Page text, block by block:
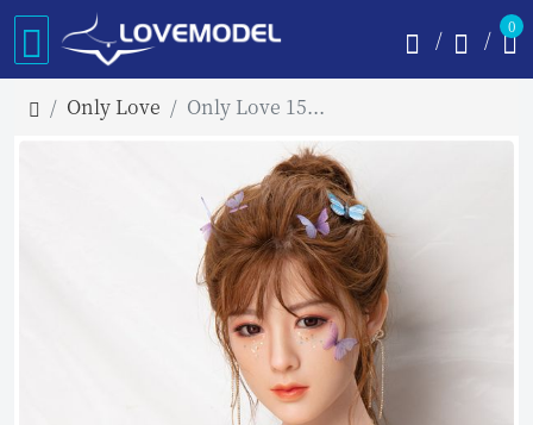
0
Only Love Only Love 158cm Eカップ #E 高級シリコン材質頭部+TPE材質ボディ